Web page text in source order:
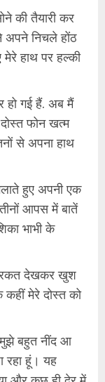
की तैयारी कर
अपने निचले होंठ
हाथ पर हल्की
हो गई हैं. अब मैं
दोस्त फोन खत्म
से अपना हाथ
हुए अपनी एक
आपस में बातें
भाभी के
हरकत देखकर खुश
कहीं मेरे दोस्त को
बहुत नींद आ
रहा हूं। यह